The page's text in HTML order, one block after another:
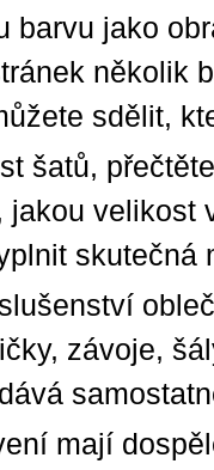
barvu jako
několik
sdělit,
šatů,
jakou velikost
závoje,
mají